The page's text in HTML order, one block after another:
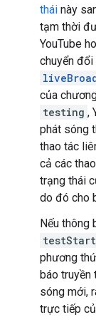
thái này
tạm thời
YouTube
chuyển
của
testing ,
phát sóng
thao tác
cả các
trạng thái
do đó cho
Nếu thông
phương
báo truyền
sóng mới,
trực tiếp